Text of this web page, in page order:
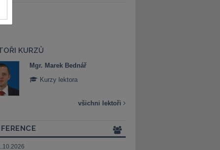
KURZŮ
Mgr. Marek Bednář
Kurzy lektora
všichni lektoři